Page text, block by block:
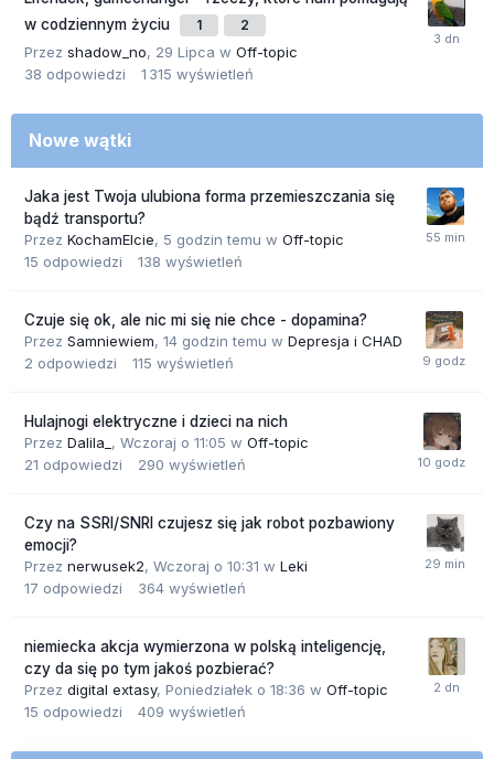
w codziennym życiu
1 2
Przez shadow_no, 29 Lipca w Off-topic
38 odpowiedzi 1 315 wyświetleń
Nowe wątki
Jaka jest Twoja ulubiona forma przemieszczania się
bądź transportu?
Przez KochamElcie, 5 godzin temu w Off-topic
15 odpowiedzi 138 wyświetleń
Czuje się ok, ale nic mi się nie chce - dopamina?
Przez Samniewiem, 14 godzin temu w Depresja i CHAD
2 odpowiedzi 115 wyświetleń
Hulajnogi elektryczne i dzieci na nich
Przez Dalila_ , Wczoraj o 11:05 w Off-topic
21 odpowiedzi 290 wyświetleń
Czy na SSRI/SNRI czujesz się jak robot pozbawiony
emocji?
Przez nerwusek2, Wczoraj o 10:31 w Leki
17 odpowiedzi 364 wyświetleń
niemiecka akcja wymierzona w polską inteligencję,
czy da się po tym jakoś pozbierać?
Przez digital extasy, Poniedziałek o 18:36 w Off-topic
15 odpowiedzi 409 wyświetleń